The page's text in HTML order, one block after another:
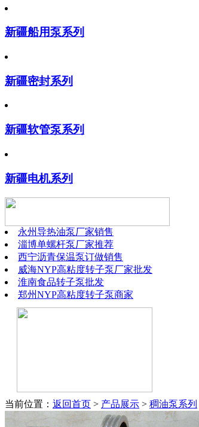
新疆船用泵系列
新疆密封系列
新疆软管泵系列
新疆电机系列
永州导热油泵厂家销售
淄博单螺杆泵厂家推荐
西宁沥青保温泵订做销售
威海NYP高粘度转子泵厂家批发
淮南食品转子泵批发
郑州NYP高粘度转子泵商家
当前位置： 返回首页 > 产品展示 > 稠油泵系列